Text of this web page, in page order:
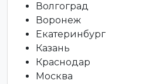
Волгоград
Воронеж
Екатеринбург
Казань
Краснодар
Москва